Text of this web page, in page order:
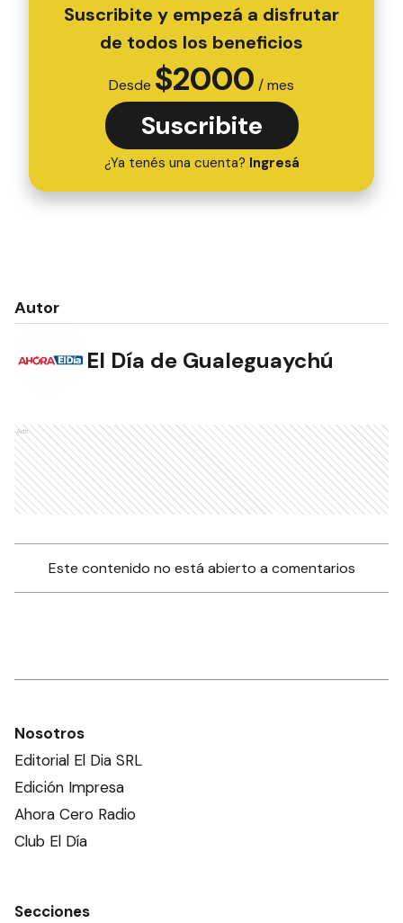
Suscribite y empezá a disfrutar
de todos los beneficios
Desde $2000 / mes
Suscribite
¿Ya tenés una cuenta? Ingresá
Autor
El Día de Gualeguaychú
NOTAS RELACIONADAS
¿Cómo denunciar el uso de
pirotecnia durante Año
La restauración de la escuela
Rocamora presenta un 20